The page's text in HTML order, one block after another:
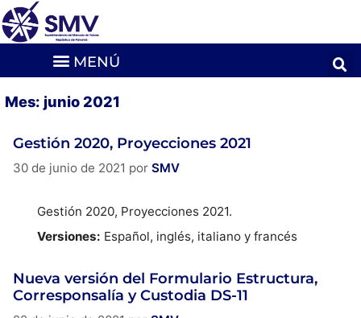
Mes: junio 2021
Gestión 2020, Proyecciones 2021
30 de junio de 2021 por SMV
Gestión 2020, Proyecciones 2021.
Versiones: Español, inglés, italiano y francés
Nueva versión del Formulario Estructura,
Corresponsalía y Custodia DS-11